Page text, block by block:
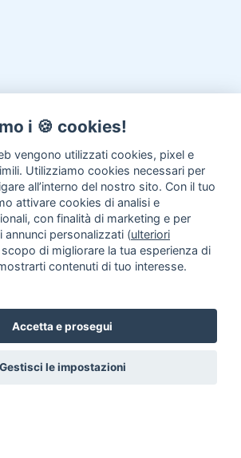
i 🍪 cookies!
vengono utilizzati cookies, pixel e
Utilizziamo cookies necessari per
all’interno del nostro sito. Con il tuo
attivare cookies di analisi e
con finalità di marketing e per
annunci personalizzati (ulteriori
scopo di migliorare la tua esperienza di
contenuti di tuo interesse.
Accetta e prosegui
Gestisci le impostazioni